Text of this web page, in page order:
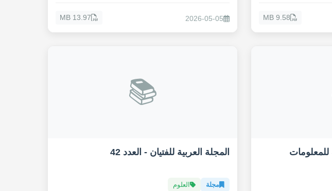
9.58 MB
2026-05-05
13.97 MB
📚
المجلة العربية للفتيان - العدد 42
مجلة العلوم